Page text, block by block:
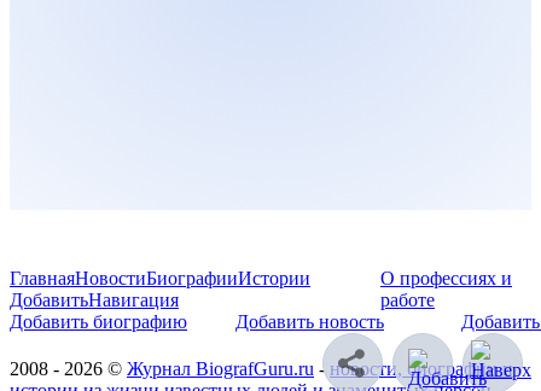
ГлавнаяНовостиБиографииИстории
ДобавитьНавигация
О профессиях и
работе
Добавить биографию
Добавить новость
2008 - 2026 © Журнал BiografGuru.ru - новости, биографии и